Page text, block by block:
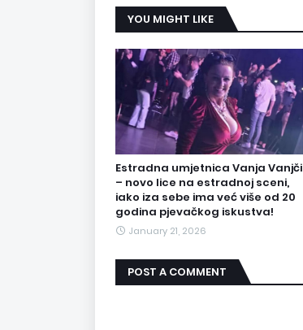
YOU MIGHT LIKE
Estradna umjetnica Vanja Vanjči
– novo lice na estradnoj sceni,
iako iza sebe ima već više od 20
godina pjevačkog iskustva!
January 21, 2026
POST A COMMENT